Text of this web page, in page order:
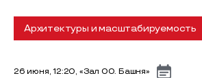
Архитектуры и масштабируемость
26 июня, 12:20, «Зал 00. Башня»